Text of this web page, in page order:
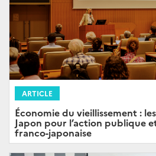
ARTICLE
Économie du vieillissement :
Japon pour l’action publique
franco-japonaise